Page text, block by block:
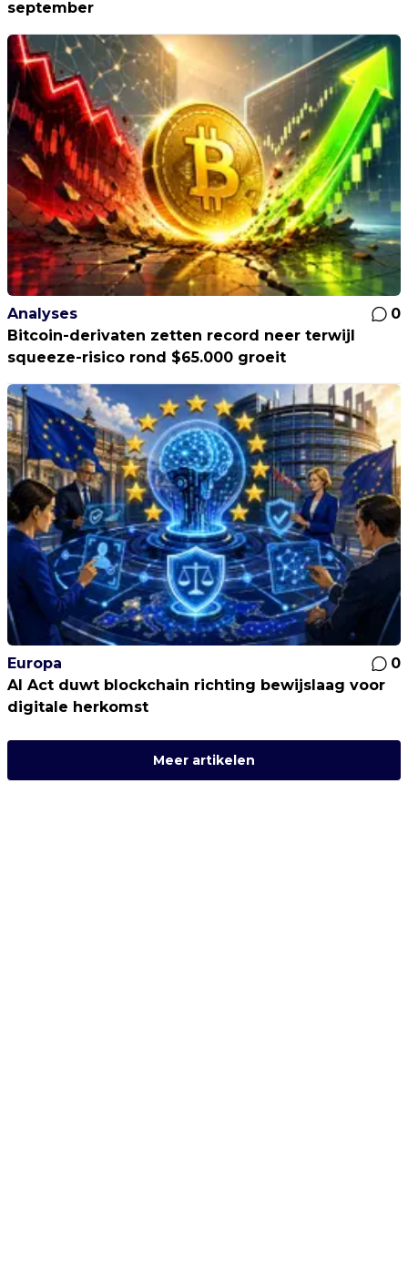
september
Analyses
0
Bitcoin-derivaten zetten record neer terwijl
squeeze-risico rond $65.000 groeit
Europa
0
AI Act duwt blockchain richting bewijslaag voor
digitale herkomst
Meer artikelen